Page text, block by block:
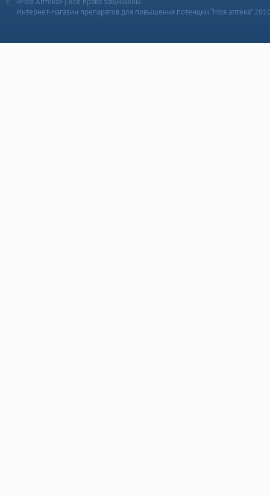
Интернет-магазин препаратов для повышения потенции “Моя аптека”